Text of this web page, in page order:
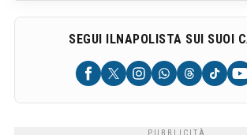
SEGUI ILNAPOLISTA SUI SUOI